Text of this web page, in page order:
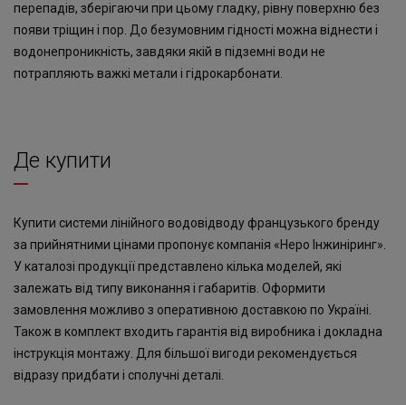
перепадів, зберігаючи при цьому гладку, рівну поверхню без
появи тріщин і пор. До безумовним гідності можна віднести і
водонепроникність, завдяки якій в підземні води не
потрапляють важкі метали і гідрокарбонати.
Де купити
Купити системи лінійного водовідводу французького бренду
за прийнятними цінами пропонує компанія «Неро Інжиніринг».
У каталозі продукції представлено кілька моделей, які
залежать від типу виконання і габаритів. Оформити
замовлення можливо з оперативною доставкою по Україні.
Також в комплект входить гарантія від виробника і докладна
інструкція монтажу. Для більшої вигоди рекомендується
відразу придбати і сполучні деталі.